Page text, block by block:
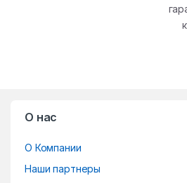
О нас
О Компании
Наши партнеры